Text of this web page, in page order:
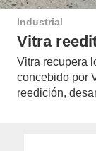
Industrial
Vitra
Vitra recupera
concebido por
reedición,